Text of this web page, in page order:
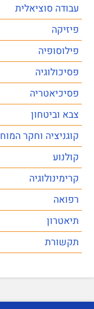
עבודה סוציאלית
פיזיקה
פילוסופיה
פסיכולוגיה
פסיכיאטריה
צבא וביטחון
קוגניציה וחקר המוח
קולנוע
קרימינולוגיה
רפואה
תיאטרון
תקשורת